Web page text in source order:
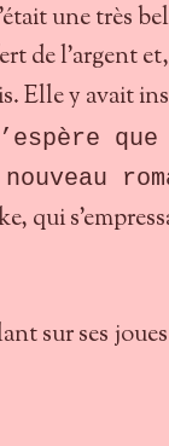
une très
de l’argent
Elle y avait
que
qui
sur ses